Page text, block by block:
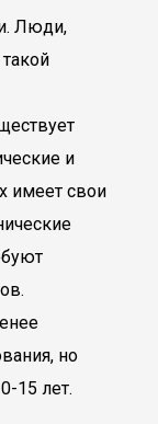
Люди,
и
имеет свои
но
15 лет.